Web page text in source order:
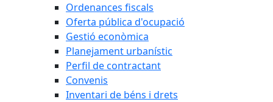
Ordenances fiscals
Oferta pública d'ocupació
Gestió econòmica
Planejament urbanístic
Perfil de contractant
Convenis
Inventari de béns i drets